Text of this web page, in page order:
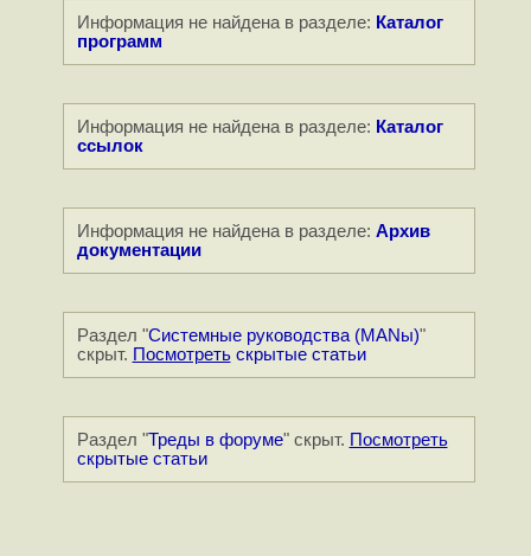
Информация не найдена в разделе: Каталог
программ
Информация не найдена в разделе: Каталог
ссылок
Информация не найдена в разделе: Архив
документации
Раздел "Системные руководства (MANы)"
скрыт. Посмотретьскрытые статьи
Раздел "Треды в форуме" скрыт. Посмотреть
скрытые статьи